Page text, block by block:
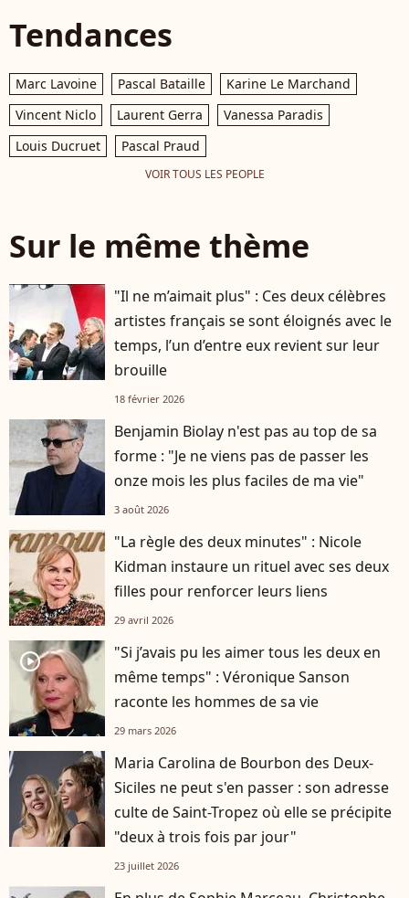
Tendances
Marc Lavoine Pascal Bataille
Karine Le Marchand
Vincent Niclo
Laurent Gerra
Vanessa Paradis
Louis Ducruet
Pascal Praud
VOIR TOUS LES PEOPLE
Sur le même thème
"Il ne m’aimait plus" : Ces deux célèbres
artistes français se sont éloignés avec le
temps, l’un d’entre eux revient sur leur
brouille
18 février 2026
Benjamin Biolay n'est pas au top de sa
forme : "Je ne viens pas de passer les
onze mois les plus faciles de ma vie"
3 août 2026
"La règle des deux minutes" : Nicole
Kidman instaure un rituel avec ses deux
filles pour renforcer leurs liens
29 avril 2026
player2
"Si j’avais pu les aimer tous les deux en
même temps" : Véronique Sanson
raconte les hommes de sa vie
29 mars 2026
Maria Carolina de Bourbon des Deux-
Siciles ne peut s'en passer : son adresse
culte de Saint-Tropez où elle se précipite
"deux à trois fois par jour"
23 juillet 2026